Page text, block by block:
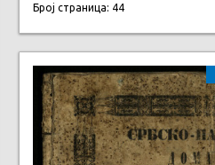
Број страница: 44